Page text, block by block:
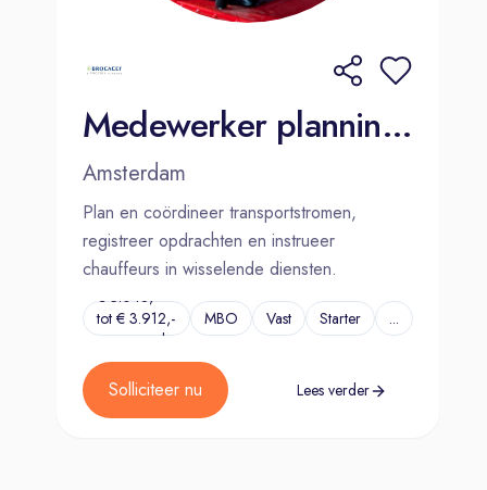
Medewerker planning & dispatch Amsterdam
Amsterdam
Plan en coördineer transportstromen,
registreer opdrachten en instrueer
chauffeurs in wisselende diensten.
€ 3.048,-
tot € 3.912,-
per maand
MBO Vast Starter ...
Solliciteer nu Lees verder